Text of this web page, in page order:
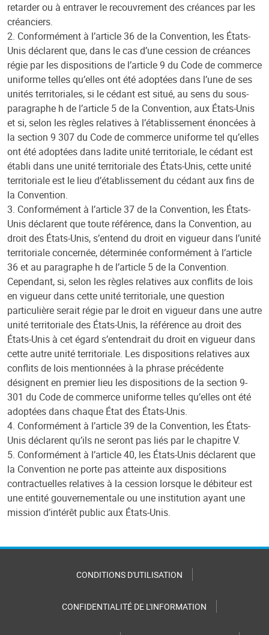
retarder ou à entraver le recouvrement des créances par les
créanciers.
2. Conformément à l’article 36 de la Convention, les États-
Unis déclarent que, dans le cas d’une cession de créances
régie par les dispositions de l’article 9 du Code de commerce
uniforme telles qu’elles ont été adoptées dans l’une de ses
unités territoriales, si le cédant est situé, au sens du sous-
paragraphe h de l’article 5 de la Convention, aux États-Unis
et si, selon les règles relatives à l’établissement énoncées à
la section 9 307 du Code de commerce uniforme tel qu’elles
ont été adoptées dans ladite unité territoriale, le cédant est
établi dans une unité territoriale des États-Unis, cette unité
territoriale est le lieu d’établissement du cédant aux fins de
la Convention.
3. Conformément à l’article 37 de la Convention, les États-
Unis déclarent que toute référence, dans la Convention, au
droit des États-Unis, s’entend du droit en vigueur dans l’unité
territoriale concernée, déterminée conformément à l’article
36 et au paragraphe h de l’article 5 de la Convention.
Cependant, si, selon les règles relatives aux conflits de lois
en vigueur dans cette unité territoriale, une question
particulière serait régie par le droit en vigueur dans une autre
unité territoriale des États-Unis, la référence au droit des
États-Unis à cet égard s’entendrait du droit en vigueur dans
cette autre unité territoriale. Les dispositions relatives aux
conflits de lois mentionnées à la phrase précédente
désignent en premier lieu les dispositions de la section 9-
301 du Code de commerce uniforme telles qu’elles ont été
adoptées dans chaque État des États-Unis.
4. Conformément à l’article 39 de la Convention, les États-
Unis déclarent qu’ils ne seront pas liés par le chapitre V.
5. Conformément à l’article 40, les États-Unis déclarent que
la Convention ne porte pas atteinte aux dispositions
contractuelles relatives à la cession lorsque le débiteur est
une entité gouvernementale ou une institution ayant une
mission d’intérêt public aux États-Unis.
CONDITIONS D'UTILISATION
CONFIDENTIALITÉ DE L'INFORMATION